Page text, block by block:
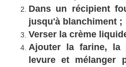
Dans un récipient
jusqu'à blanchiment ;
Verser la crème
Ajouter la farine, la
levure et mélanger